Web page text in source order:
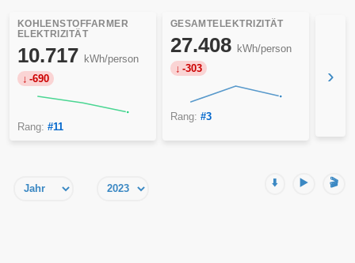
KOHLENSTOFFARMER
ELEKTRIZITÄT
10.717 kWh/person
-690
Rang: #11
GESAMTELEKTRIZITÄT
27.408 kWh/person
-303
Rang: #3
›
⬇️ ▶️ 🎬